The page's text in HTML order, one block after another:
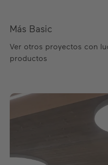
Más Basic
Ver otros proyectos con
productos